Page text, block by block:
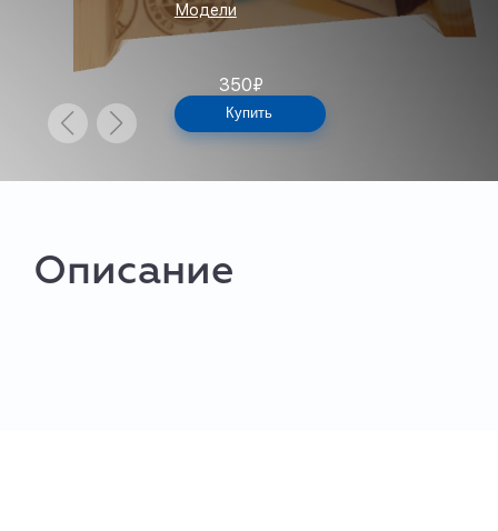
Модели
350₽
Купить
Описание